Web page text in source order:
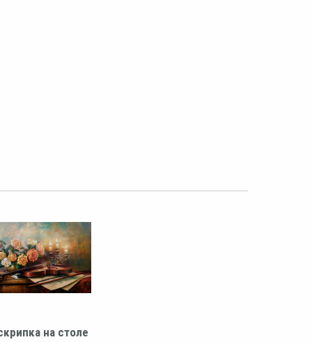
на столе